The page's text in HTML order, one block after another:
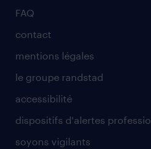
FAQ
contact
mentions légales
le groupe randstad
accessibilité
dispositifs d'alertes
soyons vigilants